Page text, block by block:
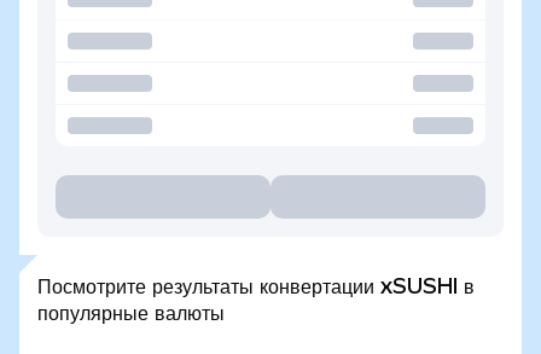
Посмотрите результаты конвертации xSUSHI в
популярные валюты